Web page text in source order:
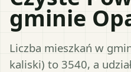
gminie
Liczba mieszkań w
kaliski) to 3540, a